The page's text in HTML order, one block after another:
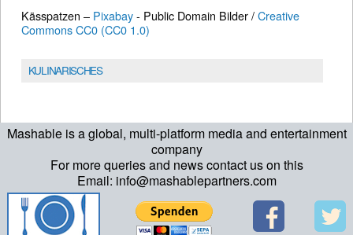
Mashable is a global, multi-platform media and entertainment
company
For more queries and news contact us on this
Email: info@mashablepartners.com
Kässpatzen – Pixabay- Public Domain Bilder /Creative
Commons CC0 (CC0 1.0)
KULINARISCHES